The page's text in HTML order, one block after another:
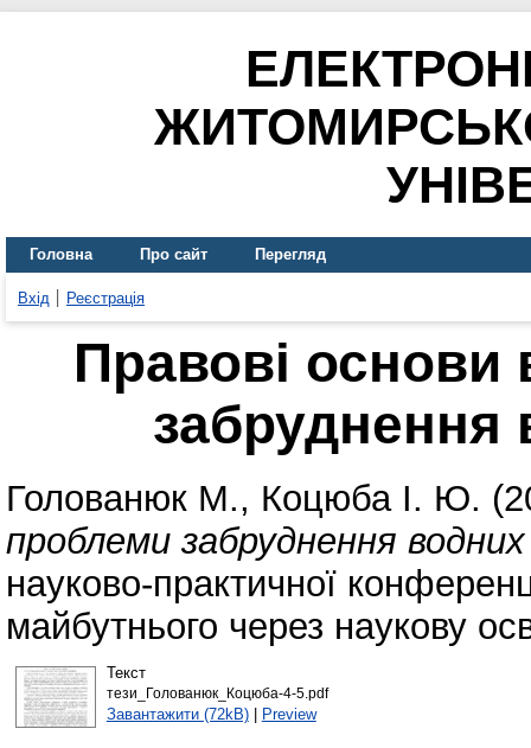
Головна Про сайт Перегляд
Вхід Реєстрація
Правові
забруднення
Голованюк М., Коцюба І. Ю.
проблеми забруднення
науково-практичної
майбутнього через наукову
Текст
тези_Голованюк_Коцюба-4-5.pdf
Завантажити (72kB)| Preview